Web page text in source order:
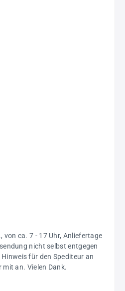
von ca. 7 - 17 Uhr, Anliefertage
nicht selbst entgegen
für den Spediteur an
an. Vielen Dank.